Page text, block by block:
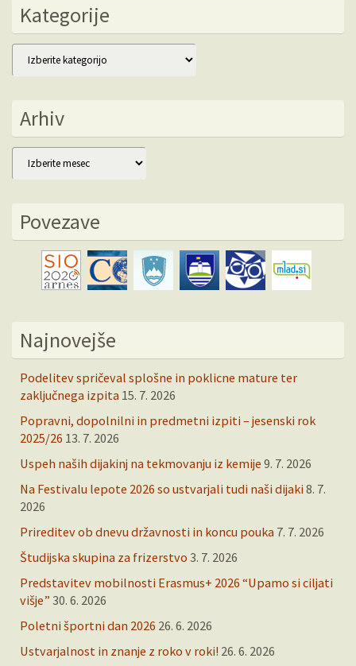
Kategorije
Kategorije
Arhiv
Arhiv
Povezave
Najnovejše
Podelitev spričeval splošne in poklicne mature ter
zaključnega izpita 15. 7. 2026
Popravni, dopolnilni in predmetni izpiti – jesenski rok
2025/26 13. 7. 2026
Uspeh naših dijakinj na tekmovanju iz kemije 9. 7. 2026
Na Festivalu lepote 2026 so ustvarjali tudi naši dijaki 8. 7.
2026
Prireditev ob dnevu državnosti in koncu pouka 7. 7. 2026
Študijska skupina za frizerstvo 3. 7. 2026
Predstavitev mobilnosti Erasmus+ 2026 “Upamo si ciljati
višje” 30. 6. 2026
Poletni športni dan 2026 26. 6. 2026
Ustvarjalnost in znanje z roko v roki! 26. 6. 2026